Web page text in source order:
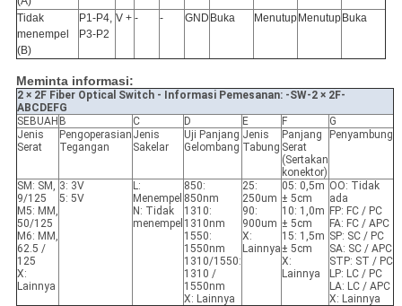
Tidak
menempel
(B)
P1-P4,
P3-P2
V + - - GND Buka MenutupMenutupBuka
Meminta informasi:
2 × 2F Fiber Optical Switch - Informasi Pemesanan: -SW-2 × 2F-
ABCDEFG
SEBUAH B C D E F
G
Jenis
Serat
Pengoperasian
Tegangan
Jenis
Sakelar
Uji Panjang
Gelombang
Jenis
Tabung
Panjang
Serat
(Sertakan
konektor)
Penyambung
SM: SM,
9/125
M5: MM,
50/125
M6: MM,
62.5 /
125
X:
Lainnya
3: 3V
5: 5V
L:
Menempel
N: Tidak
menempel
850:
850nm
1310:
1310nm
1550:
1550nm
1310/1550:
1310 /
1550nm
X: Lainnya
25:
250um
90:
900um
X:
Lainnya
05: 0,5m
± 5cm
10: 1,0m
± 5cm
15: 1,5m
± 5cm
X:
Lainnya
OO: Tidak
ada
FP: FC / PC
FA: FC / APC
SP: SC / PC
SA: SC / APC
STP: ST / PC
LP: LC / PC
LA: LC / APC
X: Lainnya